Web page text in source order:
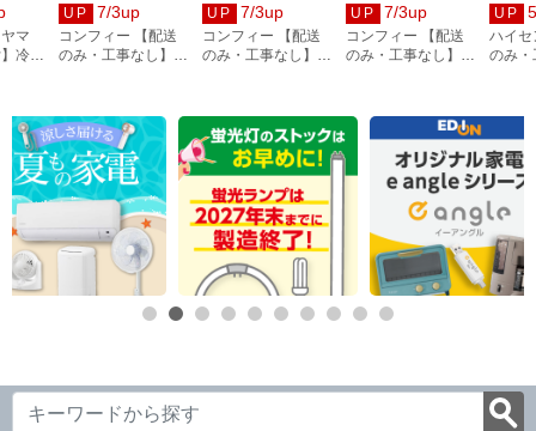
UP 7/3up
コンフィー 【配送
のみ・工事なし】冷
UP 7/3up
コンフィー 【配送
のみ・工事なし】冷
UP 7/3up
コンフィー 【配送
のみ・工事なし】冷
UP
ハイセ
のみ・
マ
冷房